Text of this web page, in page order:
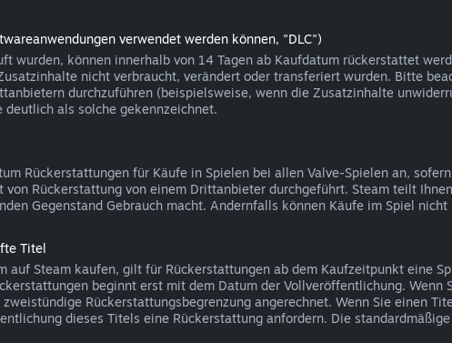
verwendet werden können, "DLC")
wurden, können innerhalb von 14 Tagen ab Kaufdatum rückerstattet
nicht verbraucht, verändert oder transferiert wurden. Bitte
durchzuführen (beispielsweise, wenn die Zusatzinhalte
deutlich als solche gekennzeichnet.
Rückerstattungen für Käufe in Spielen bei allen Valve-Spielen an,
Rückerstattung von einem Drittanbieter durchgeführt. Steam teilt
Gegenstand Gebrauch macht. Andernfalls können Käufe im Spiel
Titel
auf Steam kaufen, gilt für Rückerstattungen ab dem Kaufzeitpunkt eine
beginnt erst mit dem Datum der Vollveröffentlichung. Wenn
Rückerstattungsbegrenzung angerechnet. Wenn Sie einen
dieses Titels eine Rückerstattung anfordern. Die